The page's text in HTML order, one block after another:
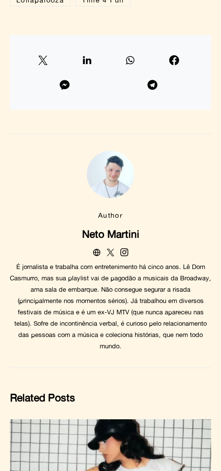
Author
Neto Martini
É jornalista e trabalha com entretenimento há cinco anos. Lê Dom
Casmurro, mas sua playlist vai de pagodão a musicais da Broadway,
ama sala de embarque. Não consegue segurar a risada
(principalmente nos momentos sérios). Já trabalhou em diversos
festivais de música e é um ex-VJ MTV (que nunca apareceu nas
telas). Sofre de incontinência verbal, é curioso pelo relacionamento
das pessoas com a música e coleciona histórias, que nem todo
mundo.
Related Posts